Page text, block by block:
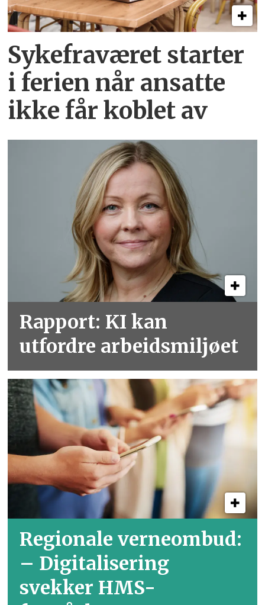
Sykefraværet starter
i ferien når ansatte
ikke får koblet av
Rapport: KI kan
utfordre arbeidsmiljøet
Regionale verneombud:
– Digitalisering
svekker HMS-